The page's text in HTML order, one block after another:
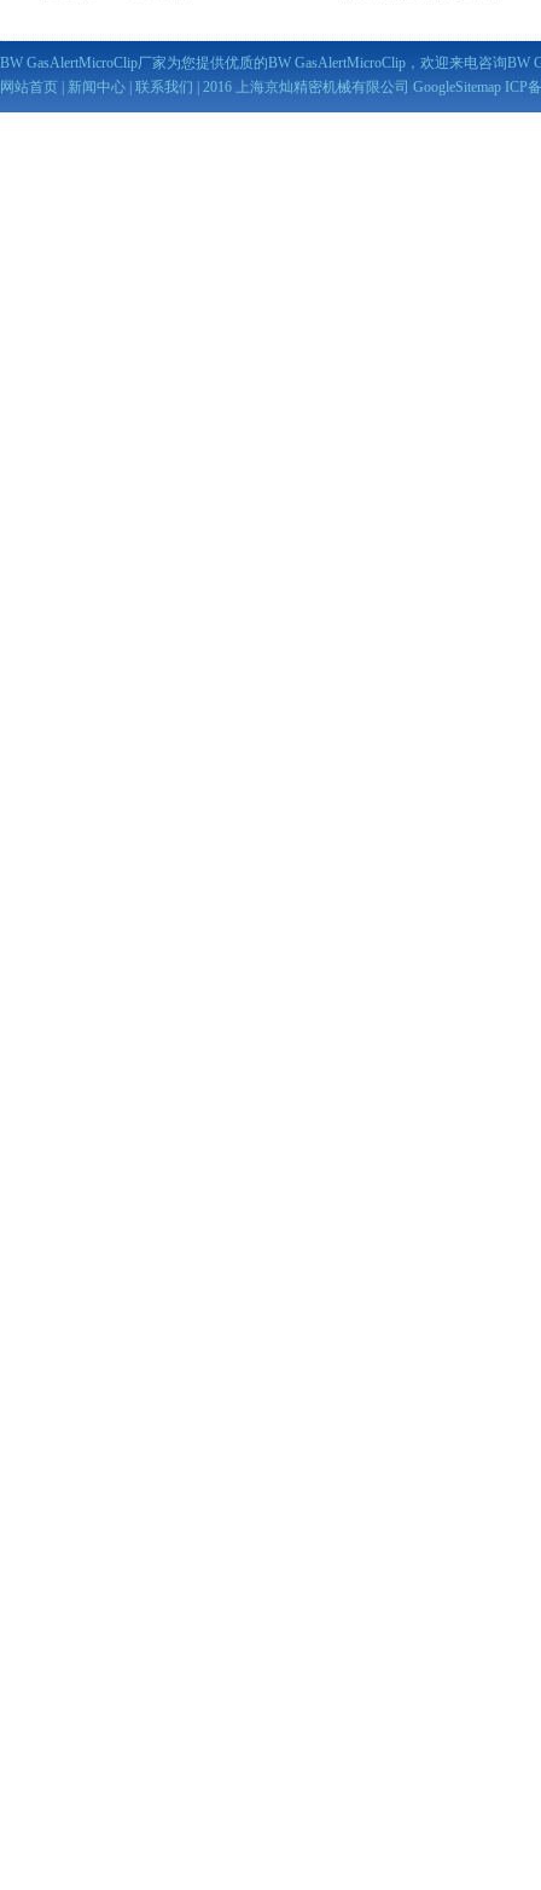
BW GasAlertMicroClip厂家为您提供优质的BW GasAlertMicroClip，欢迎来电咨询BW
网站首页
新闻中心 联系我们 | 2016 上海京灿精密机械有限公司 GoogleSitemap ICP